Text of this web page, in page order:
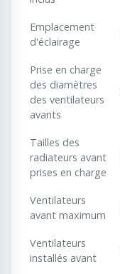
Emplacement
d'éclairage
Prise en charge
des diamètres
des ventilateurs
avants
Tailles des
radiateurs avant
prises en charge
Ventilateurs
avant maximum
Ventilateurs
installés avant